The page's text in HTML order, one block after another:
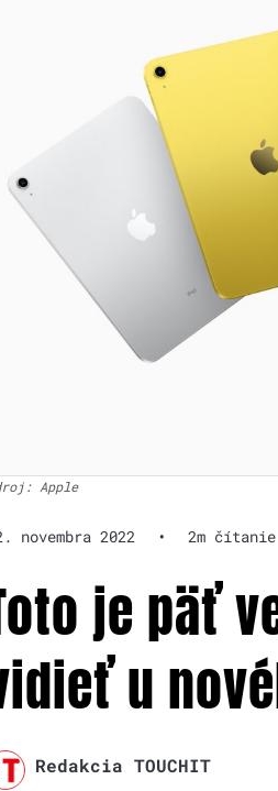
Apple
novembra 2022 • 2m čítanie
je päť
u
Redakcia TOUCHIT